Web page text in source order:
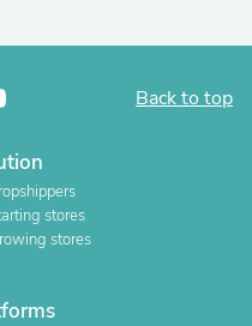
Back to top
stores
stores